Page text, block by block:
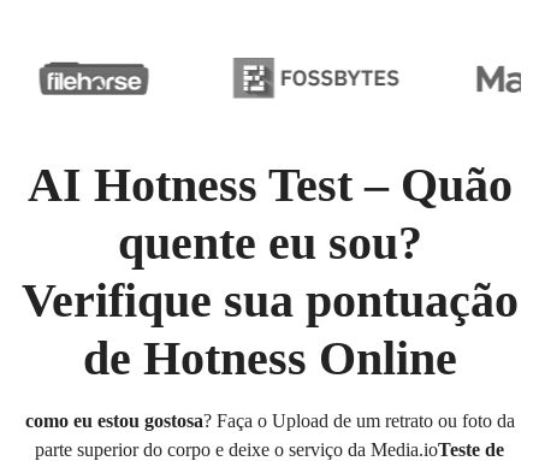
AI Hotness Test – Quão
quente eu sou?
Verifique sua pontuação
de Hotness Online
como eu estou gostosa? Faça o Upload de um retrato ou foto da
parte superior do corpo e deixe o serviço da Media.ioTeste de